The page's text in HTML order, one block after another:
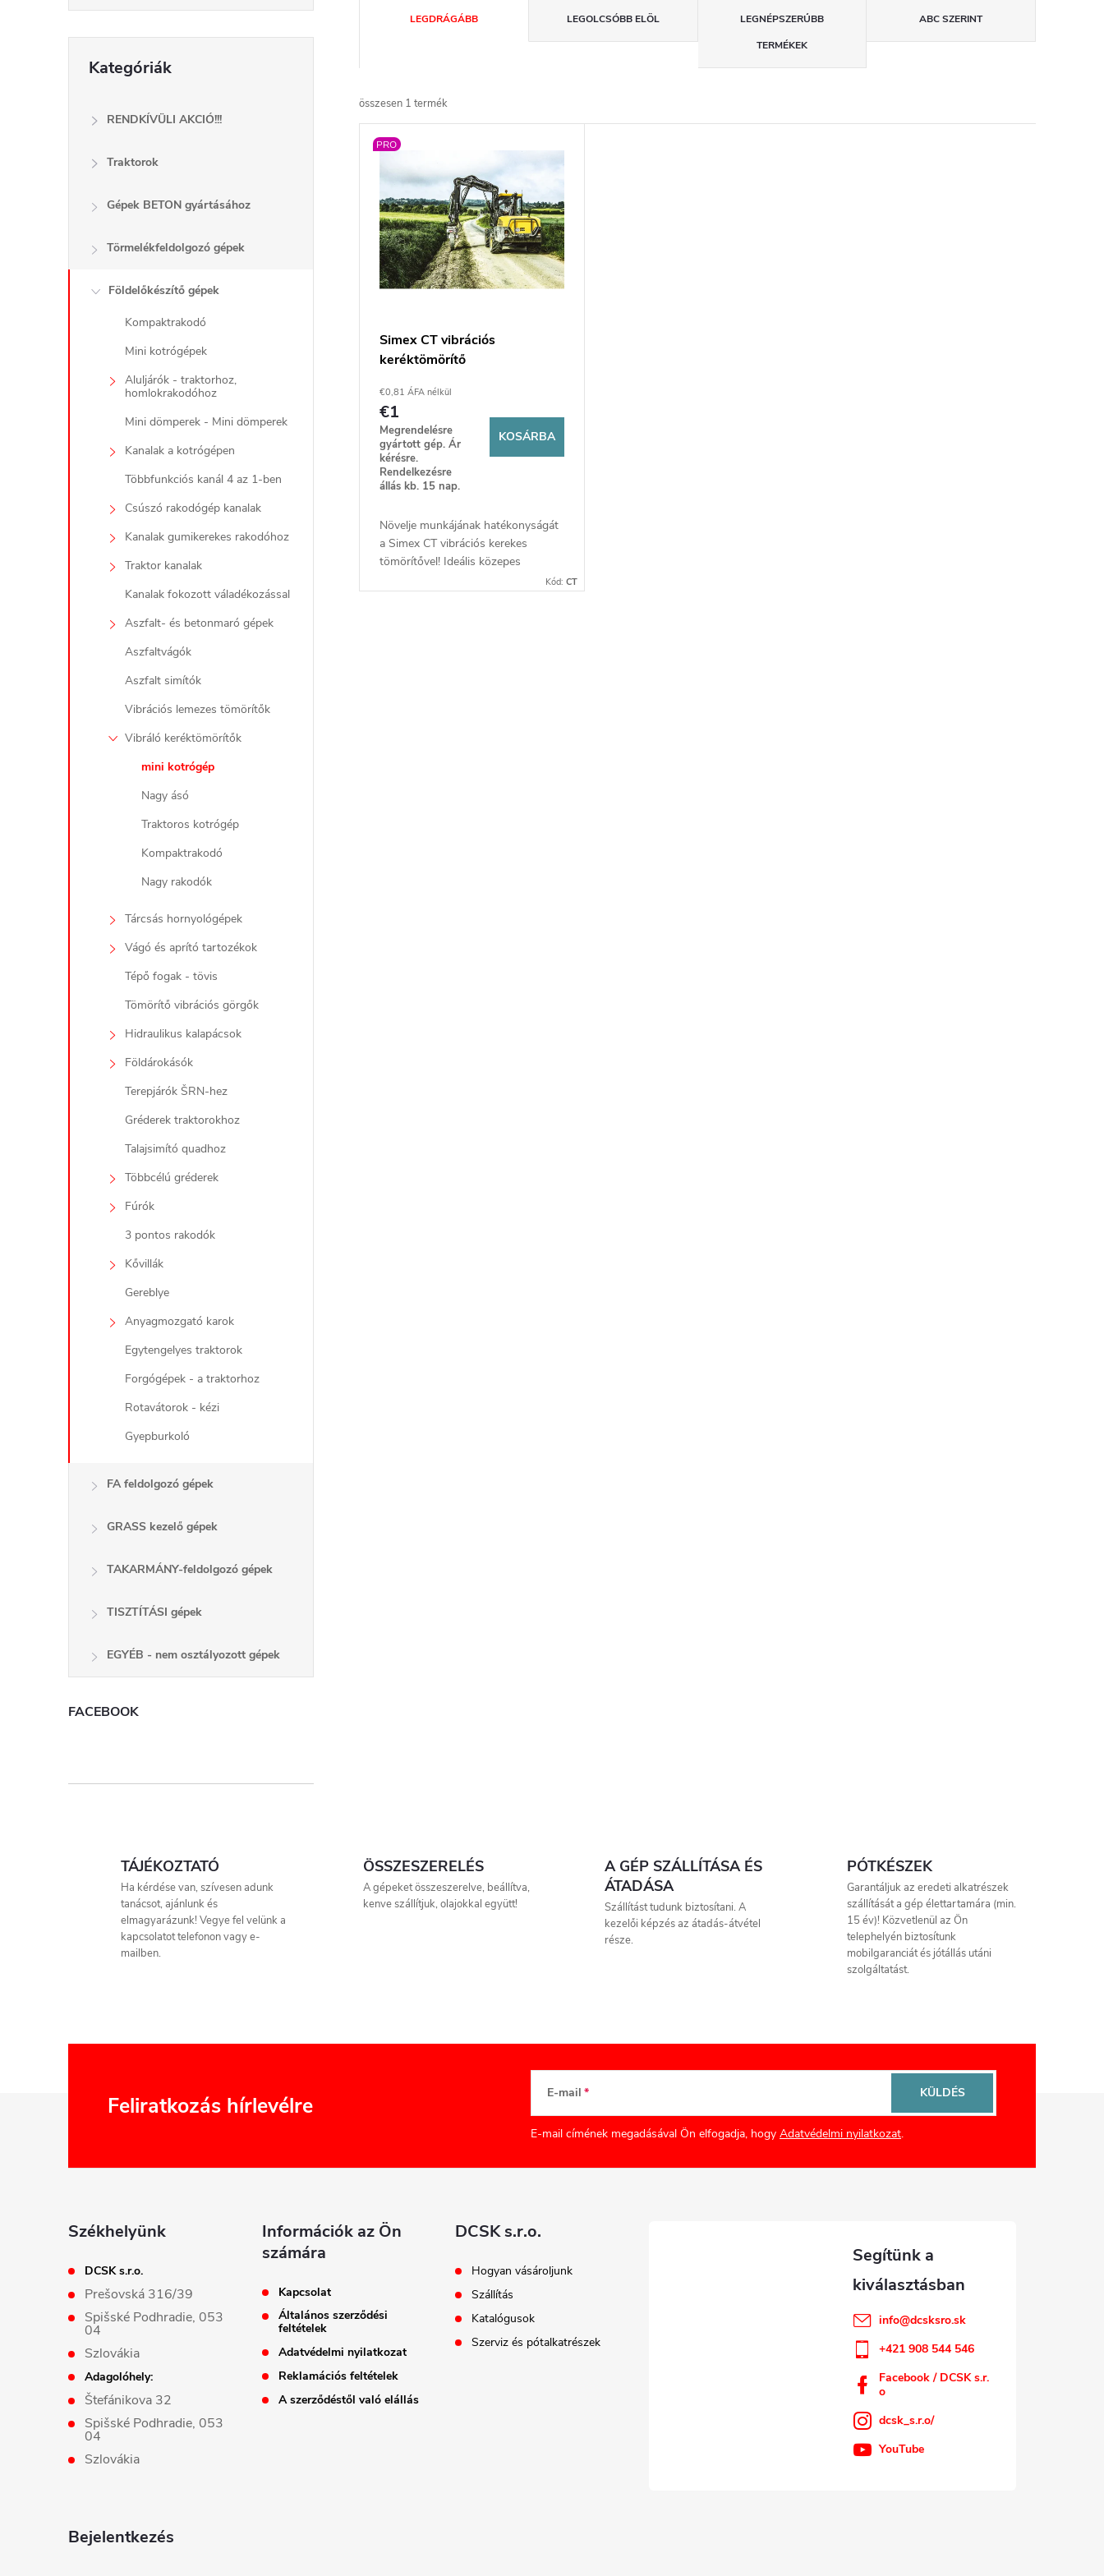
a
átugrása
Kategóriák
RENDKÍVÜLI AKCIÓ!!!
Traktorok
Gépek BETON gyártásához
Törmelékfeldolgozó gépek
Földelőkészítő gépek
Kompaktrakodó
Mini kotrógépek
Aluljárók - traktorhoz,
homlokrakodóhoz
Mini dömperek - Mini dömperek
Kanalak a kotrógépen
Többfunkciós kanál 4 az 1-ben
Csúszó rakodógép kanalak
Kanalak gumikerekes rakodóhoz
Traktor kanalak
Kanalak fokozott váladékozással
Aszfalt- és betonmaró gépek
Aszfaltvágók
Aszfalt simítók
Vibrációs lemezes tömörítők
Vibráló keréktömörítők
mini kotrógép
Nagy ásó
Traktoros kotrógép
Kompaktrakodó
Nagy rakodók
Tárcsás hornyológépek
Vágó és aprító tartozékok
Tépő fogak - tövis
Tömörítő vibrációs görgők
Hidraulikus kalapácsok
Földárokásók
Terepjárók ŠRN-hez
Gréderek traktorokhoz
Talajsimító quadhoz
Többcélú gréderek
Fúrók
3 pontos rakodók
Kővillák
Gereblye
Anyagmozgató karok
Egytengelyes traktorok
Forgógépek - a traktorhoz
Rotavátorok - kézi
Gyepburkoló
FA feldolgozó gépek
GRASS kezelő gépek
TAKARMÁNY-feldolgozó gépek
TISZTÍTÁSI gépek
EGYÉB - nem osztályozott gépek
FACEBOOK
e
r
m
é
LEGDRÁGÁBB LEGOLCSÓBB ELÖL
LEGNÉPSZERŰBB
TERMÉKEK
ABC SZERINT
összesen 1 termék
T
m
t
PRO
Simex CT vibrációs
keréktömörítő
€0,81 ÁFA nélkül
€1
Megrendelésre
gyártott gép. Ár
kérésre.
Rendelkezésre
állás kb. 15 nap.
KOSÁRBA
Növelje munkájának hatékonyságát
a Simex CT vibrációs kerekes
tömörítővel! Ideális közepes
nehézségű tömörítési feladatokhoz,
Kód:CT
TÁJÉKOZTATÓ
Ha kérdése van, szívesen adunk
tanácsot, ajánlunk és
elmagyarázunk! Vegye fel velünk a
kapcsolatot telefonon vagy e-
mailben.
ÖSSZESZERELÉS
A gépeket összeszerelve, beállítva,
kenve szállítjuk, olajokkal együtt!
A GÉP SZÁLLÍTÁSA ÉS
ÁTADÁSA
Szállítást tudunk biztosítani. A
kezelői képzés az átadás-átvétel
része.
PÓTKÉSZEK
Garantáljuk az eredeti alkatrészek
szállítását a gép élettartamára (min.
15 év)! Közvetlenül az Ön
telephelyén biztosítunk
mobilgaranciát és jótállás utáni
szolgáltatást.
Feliratkozás hírlevélre E-mail
E-mail címének megadásával Ön elfogadja, hogy Adatvédelmi nyilatkozat.
KÜLDÉS
Székhelyünk
DCSK s.r.o.
Prešovská 316/39
Spišské Podhradie, 053
04
Szlovákia
Adagolóhely:
Štefánikova 32
Spišské Podhradie, 053
04
Szlovákia
Információk az Ön
számára
Kapcsolat
Általános szerződési
feltételek
Adatvédelmi nyilatkozat
Reklamációs feltételek
A szerződéstől való elállás
DCSK s.r.o.
Hogyan vásároljunk
Szállítás
Katalógusok
Szerviz és pótalkatrészek
info@dcsksro.sk
+421 908 544 546
Facebook / DCSK s.r.
o
dcsk_s.r.o/
YouTube
Bejelentkezés